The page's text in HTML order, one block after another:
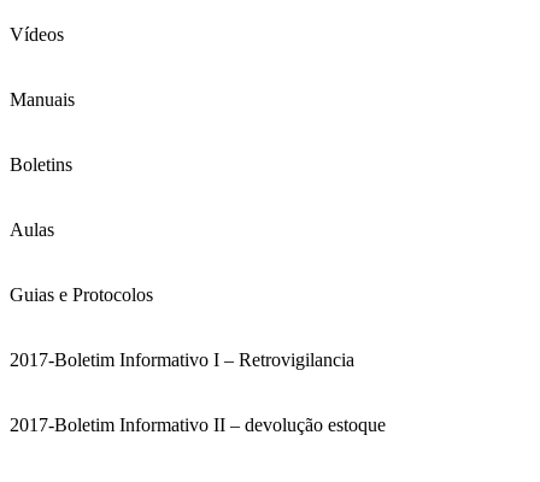
Vídeos
Manuais
Boletins
Aulas
Guias e Protocolos
2017-Boletim Informativo I – Retrovigilancia
2017-Boletim Informativo II – devolução estoque